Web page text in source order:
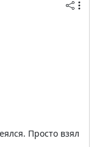
Просто взял